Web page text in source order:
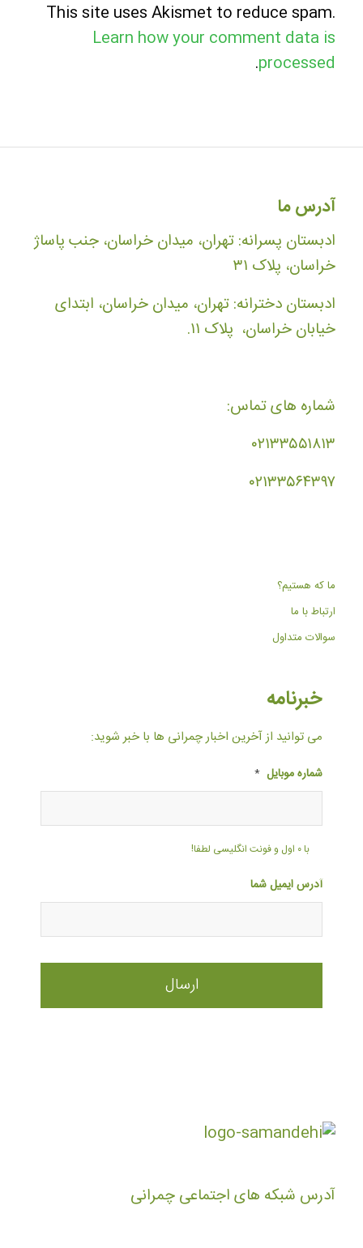
This site uses Akismet to reduce spam.
Learn how your comment data is
processed
.
آدرس ما
ادبستان پسرانه: تهران، میدان خراسان، جنب پاساژ
خراسان، پلاک ۳۱
ادبستان دخترانه: تهران، میدان خراسان، ابتدای
خیابان خراسان، پلاک ۱۱.
شماره های تماس:
۰۲۱۳۳۵۵۱۸۱۳
۰۲۱۳۳۵۶۴۳۹۷
ما که هستیم؟
ارتباط با ما
سوالات متداول
خبرنامه
می توانید از آخرین اخبار چمرانی ها با خبر شوید:
شماره موبایل *
با ۰ اول و فونت انگلیسی لطفا!
آدرس ایمیل شما
آدرس شبکه های اجتماعی چمرانی